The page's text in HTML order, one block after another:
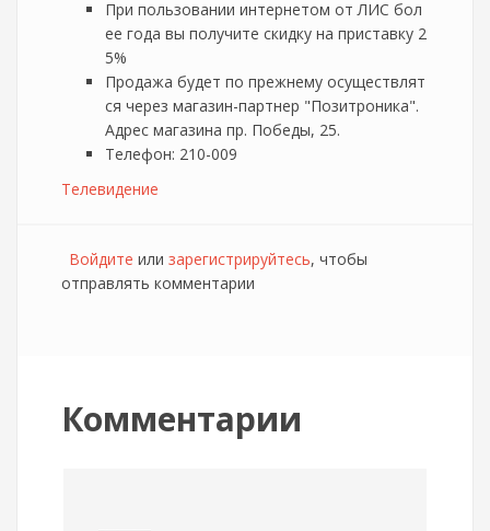
При пользовании интернетом от ЛИС бол
ее года вы получите скидку на приставку 2
5%
Продажа будет по прежнему осуществлят
ся через магазин-партнер "Позитроника".
Адрес магазина пр. Победы, 25.
Телефон: 210-009
Телевидение
Войдите или зарегистрируйтесь, чтобы
отправлять комментарии
Комментарии